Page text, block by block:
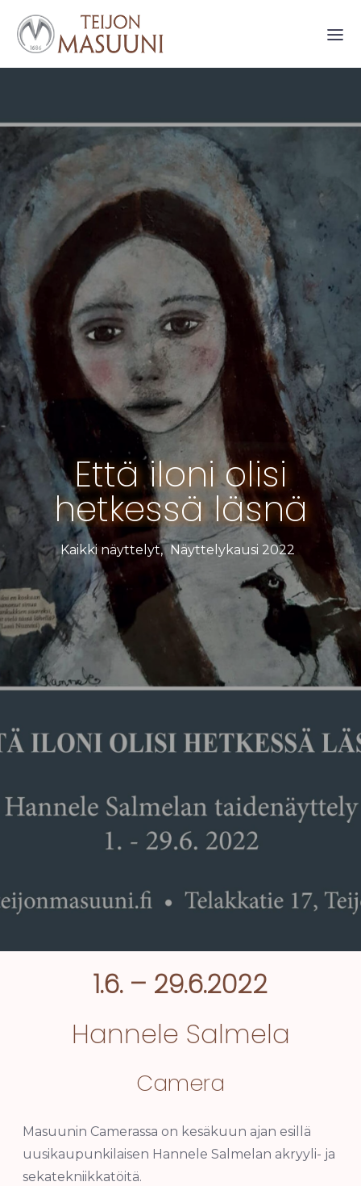
Että iloni olisi
hetkessä läsnä
Kaikki näyttelyt, Näyttelykausi 2022
1.6. – 29.6.2022
Hannele Salmela
Camera
Masuunin Camerassa on kesäkuun ajan esillä
uusikaupunkilaisen Hannele Salmelan akryyli- ja
sekatekniikkatöitä.